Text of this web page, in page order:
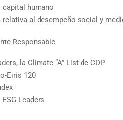
capital humano
relativa al desempeño social y
Responsable
la Climate “A” List de CDP
Eiris 120
Leaders